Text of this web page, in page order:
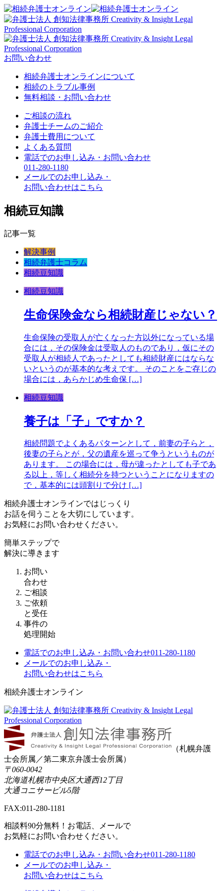
お問い合わせ
相続弁護士オンラインについて
相続のトラブル事例
無料相談・お問い合わせ
ご相談の流れ
弁護士チームのご紹介
弁護士費用について
よくある質問
電話でのお申し込み・お問い合わせ
011-280-1180
メールでのお申し込み・
お問い合わせはこちら
相続豆知識
記事一覧
解決事例
相続弁護士コラム
相続豆知識
相続豆知識
生命保険金なら相続財産じゃない？
生命保険の受取人が亡くなった方以外になっている場
合には，その保険金は受取人のものであり，仮にその
受取人が相続人であったとしても相続財産にはならな
いというのが基本的な考えです。 そのことをご存じの
場合には，あらかじめ生命保 […]
相続豆知識
養子は「子」ですか？
相続問題でよくあるパターンとして，前妻の子らと，
後妻の子らとが，父の遺産を巡って争うというものが
あります。 この場合には，母が違ったとしても子であ
る以上，等しく相続分を持つということになりますの
で，基本的には頭割りで分け […]
相続弁護士オンラインではじっくり
お話を伺うことを大切にしています。
お気軽にお問い合わせください。
簡単ステップで
解決に導きます
お問い
合わせ
ご相談
ご依頼
と受任
事件の
処理開始
電話でのお申し込み・お問い合わせ011-280-1180
メールでのお申し込み・
お問い合わせはこちら
相続弁護士オンライン
（札幌弁護
士会所属／第二東京弁護士会所属）
〒060-0042
北海道札幌市中央区大通西12丁目
大通コニサービル5階
FAX:011-280-1181
相談料90分無料！ お電話、メールで
お気軽にお問い合わせください。
電話でのお申し込み・お問い合わせ011-280-1180
メールでのお申し込み・
お問い合わせはこちら